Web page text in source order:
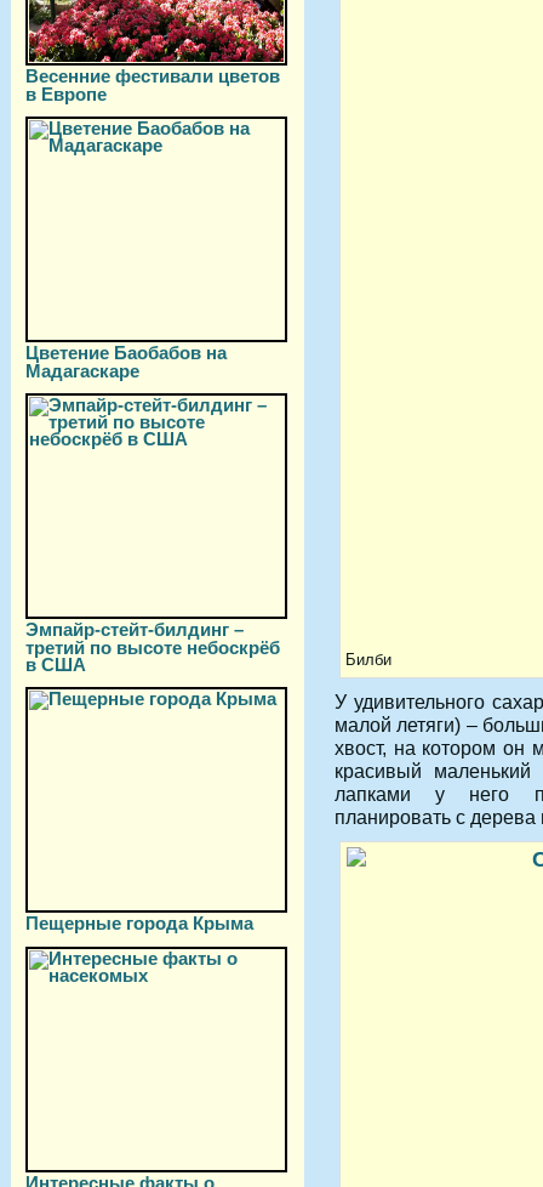
Весенние фестивали цветов
в Европе
Цветение Баобабов на
Мадагаскаре
Эмпайр-стейт-билдинг –
третий по высоте небоскрёб
в США
Пещерные города Крыма
Интересные факты о
Билби
У удивительного
малой летяги) –
хвост, на котором он
красивый
лапками у него
планировать с дерева